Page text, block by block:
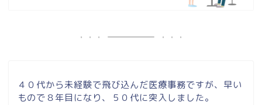
４０代から未経験で飛び込んだ医療事務ですが、早い
もので８年目になり、５０代に突入しました。